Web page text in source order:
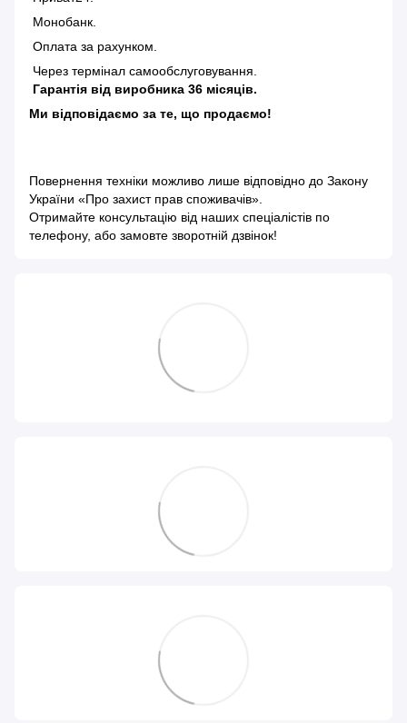
Монобанк.
Оплата за рахунком.
Через термінал самообслуговування.
Гарантія від виробника 36 місяців.
Ми відповідаємо за те, що продаємо!
Повернення техніки можливо лише відповідно до Закону
України «Про захист прав споживачів».
Отримайте консультацію від наших спеціалістів по
телефону, або замовте зворотній дзвінок!